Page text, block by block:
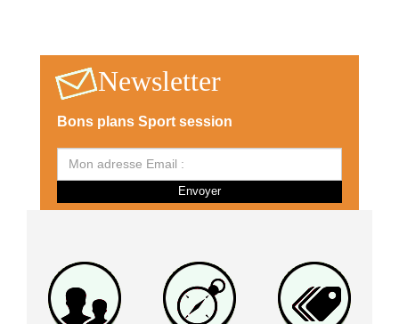
Déjà à la recherche d’un break pour la Toussaint ?
Découvrez tous nosbons plans
inscrits !
Newsletter
Bons plans Sport session
Envoyer